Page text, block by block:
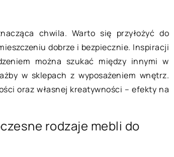
chwila. Warto się przyłożyć do
dobrze i bezpiecznie. Inspiracji
można szukać między innymi w
w sklepach z wyposażeniem wnętrz.
oraz własnej kreatywności – efekty na
rodzaje mebli do